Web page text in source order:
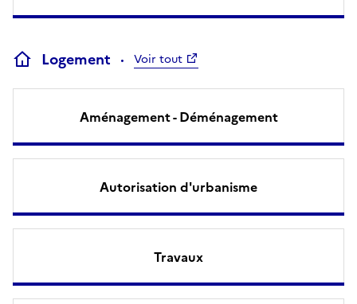
Logement Voir tout
Aménagement - Déménagement
Autorisation d'urbanisme
Travaux